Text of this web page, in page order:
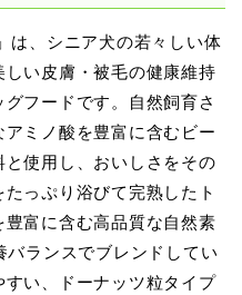
は、シニア犬の若々しい体
い皮膚・被毛の健康維持
フードです。自然飼育さ
ミノ酸を豊富に含むビー
使用し、おいしさをその
っぷり浴びて完熟したト
富に含む高品質な自然素
ランスでブレンドしてい
い、ドーナッツ粒タイプ